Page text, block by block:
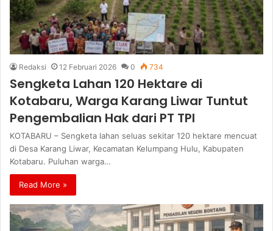
Redaksi 12 Februari 2026 0 734
Sengketa Lahan 120 Hektare di
Kotabaru, Warga Karang Liwar Tuntut
Pengembalian Hak dari PT TPI
KOTABARU – Sengketa lahan seluas sekitar 120 hektare mencuat
di Desa Karang Liwar, Kecamatan Kelumpang Hulu, Kabupaten
Kotabaru. Puluhan warga…
Read More »